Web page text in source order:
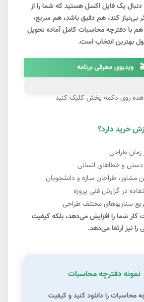
دنبال یک فایل اکسل هستید که شما را از
بی‌نیاز کند، هم دقیق باشد، هم سریع،
با دفترچه محاسبات کامل آماده تحویل
بهترین انتخاب است.
#1 ویدیوی معرفی برنامه
روی دکمه پخش کلیک کنید
خرید دارد؟
طراحی
و خطاهای انسانی
طراحان سازه و دانشجویان
در گزارش فنی پروژه
سناریوهای مختلف طراحی
کار شما را افزایش می‌دهد، بلکه کیفیت
نیز ارتقا می‌دهد.
نمونه دفترچه محاسبات
محاسبات را دانلود کنید و کیفیت